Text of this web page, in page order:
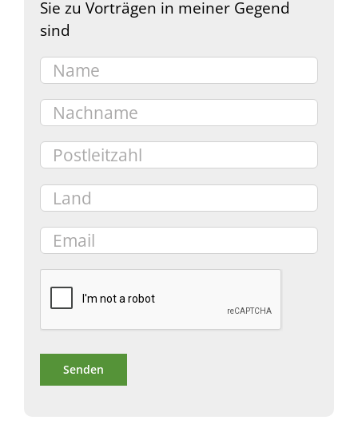
Sie zu Vorträgen in meiner Gegend
sind